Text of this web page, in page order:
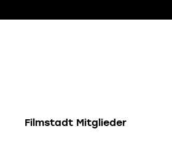
Filmstadt Mitglieder